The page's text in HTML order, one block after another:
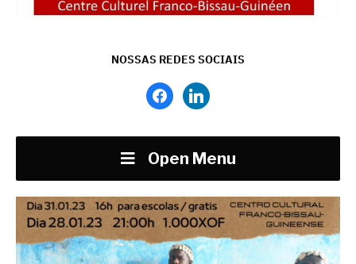
NOSSAS REDES SOCIAIS
facebooklinkedin
Open Menu